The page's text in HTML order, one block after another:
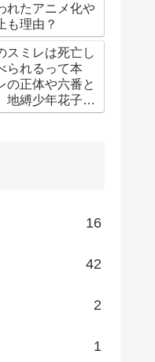
れたアニメ化や
も理由？
スミレは死亡し
られるって本
の正体や六番と
地縛少年花子く
16
42
2
1